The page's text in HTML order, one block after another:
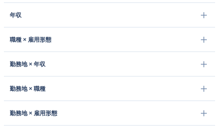
年収
職種 × 雇用形態
勤務地 × 年収
勤務地 × 職種
勤務地 × 雇用形態